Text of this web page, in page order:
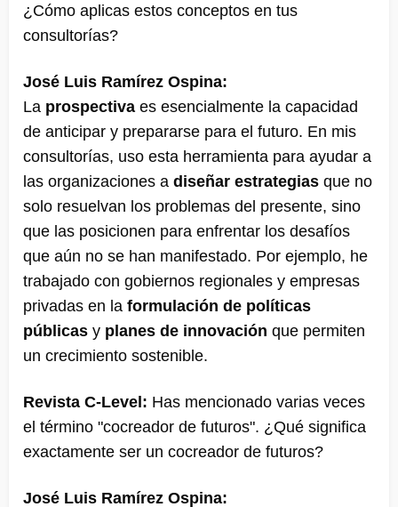
¿Cómo aplicas estos conceptos en tus
consultorías?
José Luis Ramírez Ospina:
La prospectiva es esencialmente la capacidad
de anticipar y prepararse para el futuro. En mis
consultorías, uso esta herramienta para ayudar a
las organizaciones a diseñar estrategias que no
solo resuelvan los problemas del presente, sino
que las posicionen para enfrentar los desafíos
que aún no se han manifestado​. Por ejemplo, he
trabajado con gobiernos regionales y empresas
privadas en la formulación de políticas
públicas y planes de innovación que permiten
un crecimiento sostenible​.
Revista C-Level: Has mencionado varias veces
el término "cocreador de futuros". ¿Qué significa
exactamente ser un cocreador de futuros?
José Luis Ramírez Ospina: